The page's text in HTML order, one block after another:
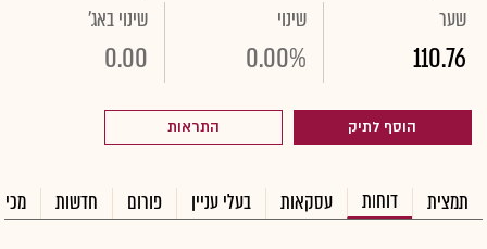
שער
110.76
שינוי
0.00%
שינוי באג'
0.00
הוסף לתיק התראות
תמצית דוחות עסקאות בעלי עניין פורום חדשות